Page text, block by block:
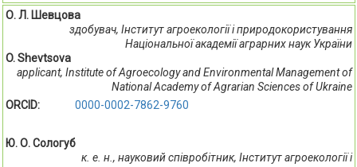
О. Л. Шевцова
здобувач, Інститут агроекології і природокористування
Національної академії аграрних наук України
O. Shevtsova
applicant, Institute of Agroecology and Environmental Management of
National Academy of Agrarian Sciences of Ukraine
ORCID:
0000-0002-7862-9760
Ю. О. Сологуб
к. е. н., науковий співробітник, Інститут агроекології і